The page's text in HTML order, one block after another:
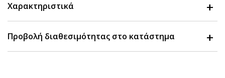
Χαρακτηριστικά
Προβολή διαθεσιμότητας στο κατάστημα